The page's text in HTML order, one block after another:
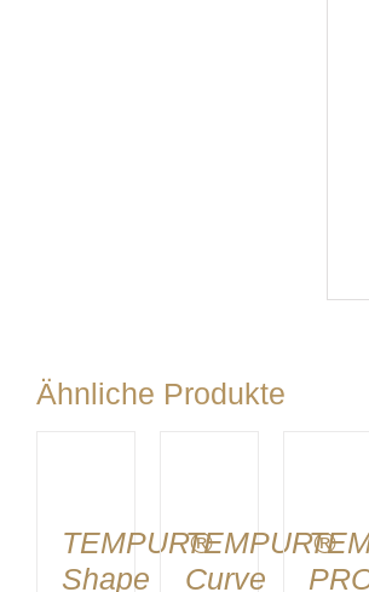
Ähnliche Produkte
TEMPUR®
Shape
TEMPUR®
Curve